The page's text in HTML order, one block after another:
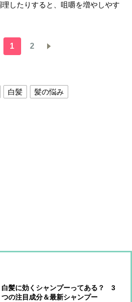
したりすると、咀嚼を増やしやす
1 2
白髪 髪の悩み
白髪に効くシャンプーってある？ 3
つの注目成分＆最新シャンプー